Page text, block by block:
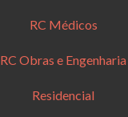
RC Médicos
RC Obras e Engenharia
Residencial